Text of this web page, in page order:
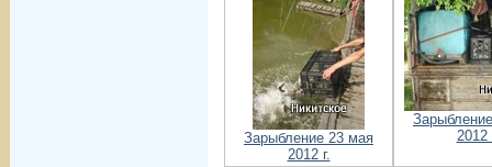
Зарыбление 23 мая
2012 г.
2012